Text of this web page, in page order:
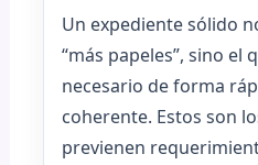
Un expediente sólido
“más papeles”, sino el
necesario de forma
coherente. Estos son
previenen